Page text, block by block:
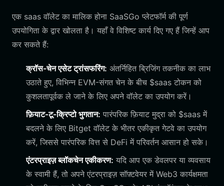
एक saas वॉलेट का मालिक होना SaaSGo प्लेटफॉर्म की पूर्ण
उपयोगिता के द्वार खोलता है। यहाँ वे विशिष्ट कार्य दिए गए हैं जिन्हें आप
कर सकते हैं:
क्रॉस-चेन एसेट ट्रांसफरिंग: अंतर्निहित ब्रिजिंग तकनीक का लाभ
उठाते हुए, विभिन्न EVM-संगत चेन के बीच $saas टोकन को
कुशलतापूर्वक ले जाने के लिए अपने वॉलेट का उपयोग करें।
फ़ियाट-टू-क्रिप्टो भुगतान: पारंपरिक फ़ियाट मुद्रा को $saas में
बदलने के लिए Bitget वॉलेट के भीतर एकीकृत गेटवे का उपयोग
करें, जिससे पारंपरिक वित्त से DeFi में परिवर्तन आसान हो सके।
एंटरप्राइज़ ब्लॉकचेन एकीकरण: यदि आप एक डेवलपर या व्यवसाय
के स्वामी हैं, तो अपने एंटरप्राइज़ सॉफ़्टवेयर में Web3 कार्यक्षमता